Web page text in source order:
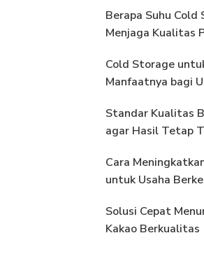
Berapa Suhu
Menjaga Kualitas
Cold Storage
Manfaatnya bagi
Standar Kualitas
agar Hasil Tetap
Cara
untuk Usaha
Solusi Cepat
Kakao Berkualitas